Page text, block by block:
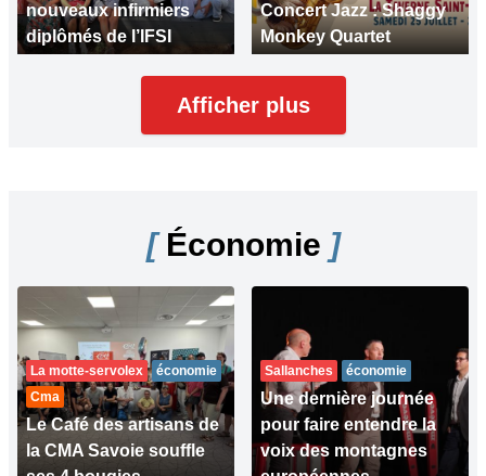
nouveaux infirmiers
diplômés de l’IFSI
Concert Jazz : Shaggy
Monkey Quartet
Afficher plus
[Économie ]
La motte-servolex
économie
Cma
Le Café des artisans de
la CMA Savoie souffle
Sallanches économie
Une dernière journée
pour faire entendre la
voix des montagnes